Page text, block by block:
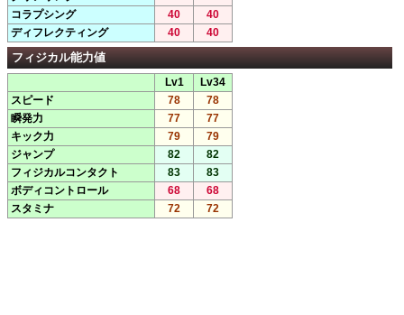
コラプシング
40
40
ディフレクティング
40 40
フィジカル能力値
Lv1
Lv34
スピード
78
78
瞬発力
77
77
キック力
79
79
ジャンプ
82
82
フィジカルコンタクト
83
83
ボディコントロール
68
68
スタミナ
72 72